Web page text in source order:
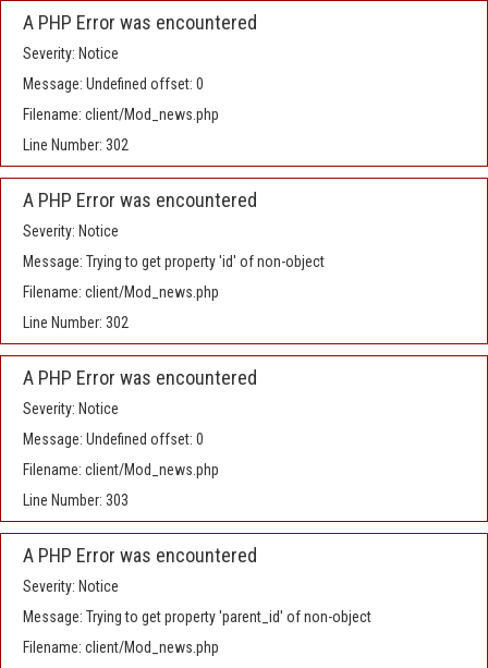
A PHP Error was encountered
Severity: Notice
Message: Undefined offset: 0
Filename: client/Mod_news.php
Line Number: 302
A PHP Error was encountered
Severity: Notice
Message: Trying to get property 'id' of non-object
Filename: client/Mod_news.php
Line Number: 302
A PHP Error was encountered
Severity: Notice
Message: Undefined offset: 0
Filename: client/Mod_news.php
Line Number: 303
A PHP Error was encountered
Severity: Notice
Message: Trying to get property 'parent_id' of non-object
Filename: client/Mod_news.php